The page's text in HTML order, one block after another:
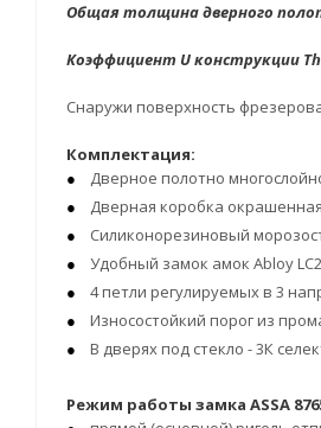
Общая толщина дверного
Коэффициент U конструкции
Снаружи поверхность
Комплектация:
Дверное полотно
Дверная коробка окрашенная
Силиконорезиновый
Удобный замок амок Abloy
4 петли регулируемых в 3
Износостойкий порог из
В дверях под стекло - 3К
Режим работы замка ASSA